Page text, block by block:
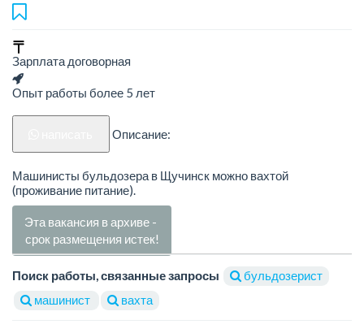
Зарплата договорная
Опыт работы более 5 лет
Описание:
Машинисты бульдозера в Щучинск можно вахтой
(проживание питание).
Эта вакансия в архиве -
срок размещения истек!
Поиск работы, связанные запросы
бульдозерист
машинист
вахта